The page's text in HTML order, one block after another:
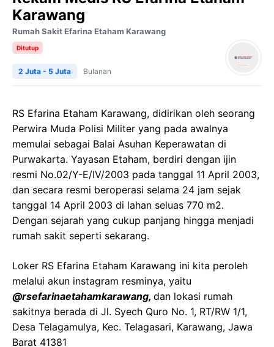
Karawang
Rumah Sakit Efarina Etaham Karawang
Ditutup
2 Juta - 5 Juta Bulanan
RS Efarina Etaham Karawang, didirikan oleh seorang
Perwira Muda Polisi Militer yang pada awalnya
memulai sebagai Balai Asuhan Keperawatan di
Purwakarta. Yayasan Etaham, berdiri dengan ijin
resmi No.02/Y-E/IV/2003 pada tanggal 11 April 2003,
dan secara resmi beroperasi selama 24 jam sejak
tanggal 14 April 2003 di lahan seluas 770 m2.
Dengan sejarah yang cukup panjang hingga menjadi
rumah sakit seperti sekarang.
Loker RS Efarina Etaham Karawang ini kita peroleh
melalui akun instagram resminya, yaitu
@rsefarinaetahamkarawang, dan lokasi rumah
sakitnya berada di Jl. Syech Quro No. 1, RT/RW 1/1,
Desa Telagamulya, Kec. Telagasari, Karawang, Jawa
Barat 41381